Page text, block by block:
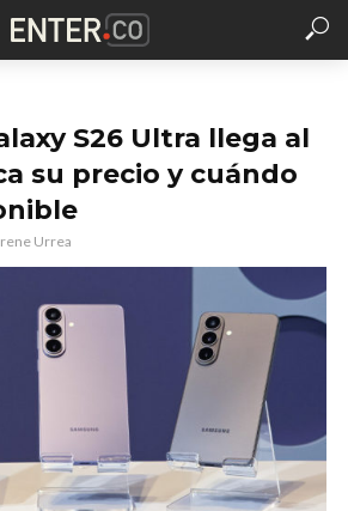
S26 Ultra llega al
su precio y cuándo
Urrea